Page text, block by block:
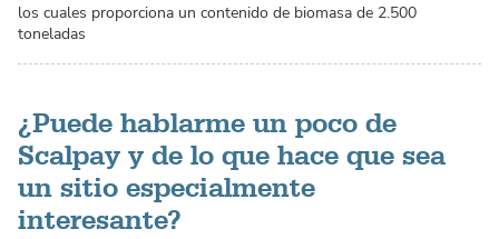
los cuales proporciona un contenido de biomasa de 2.500
toneladas
¿Puede hablarme un poco de
Scalpay y de lo que hace que sea
un sitio especialmente
interesante?